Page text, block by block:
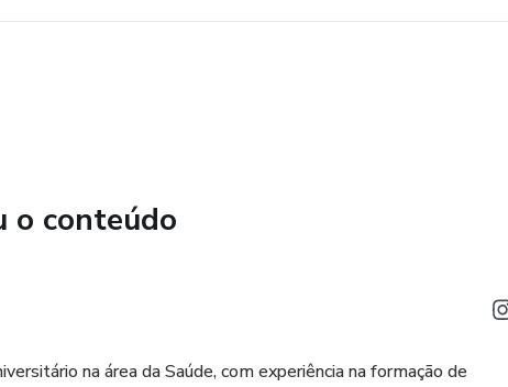
comentadas foi criado para quem quer entender rápido,
NA PRÁTICA
o conteúdo
na área da Saúde, com experiência na formação de